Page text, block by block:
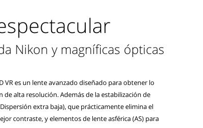
Nikon y magníficas ópticas
VR es un lente avanzado diseñado para obtener lo
alta resolución. Además de la estabilización de
extra baja), que prácticamente elimina el
contraste, y elementos de lente asférica (AS) para